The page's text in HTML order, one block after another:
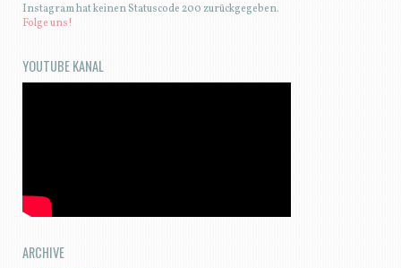
Instagram hat keinen Statuscode 200 zurückgegeben.
Folge uns!
YOUTUBE KANAL
ARCHIVE